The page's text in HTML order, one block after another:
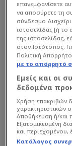
«πολύ
Διαβάστε
επανεμφανίσετε
να αποσύρετε τη
σύνδεσμο
ιστοσελίδας [ή το
της ιστοσελίδας,
στον Ιστότοπος.
Πολιτική
με το απόρρητό
Εμείς και οι
δεδομένα
Χρήση επακριβών
χαρακτηριστικών
Αποθήκευση ή/και
Εξατομικευμένη
και περιεχομένου,
Κατάλογος